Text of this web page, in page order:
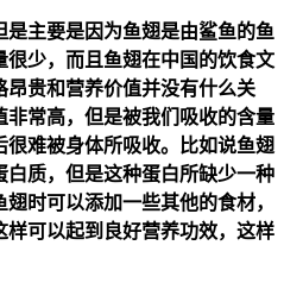
主要是因为鱼翅是由鲨鱼的鱼
少，而且鱼翅在中国的饮食文
贵和营养价值并没有什么关
常高，但是被我们吸收的含量
难被身体所吸收。比如说鱼翅
质，但是这种蛋白所缺少一种
时可以添加一些其他的食材，
样可以起到良好营养功效，这样